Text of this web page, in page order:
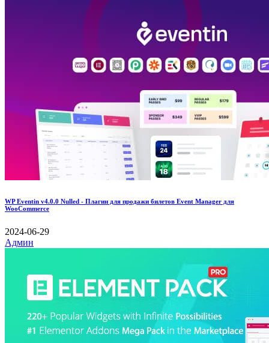
WP Eventin v4.0.0 Nulled - Плагин для продажи билетов Event Manager для
WooCommerce
2024-06-29
Админ